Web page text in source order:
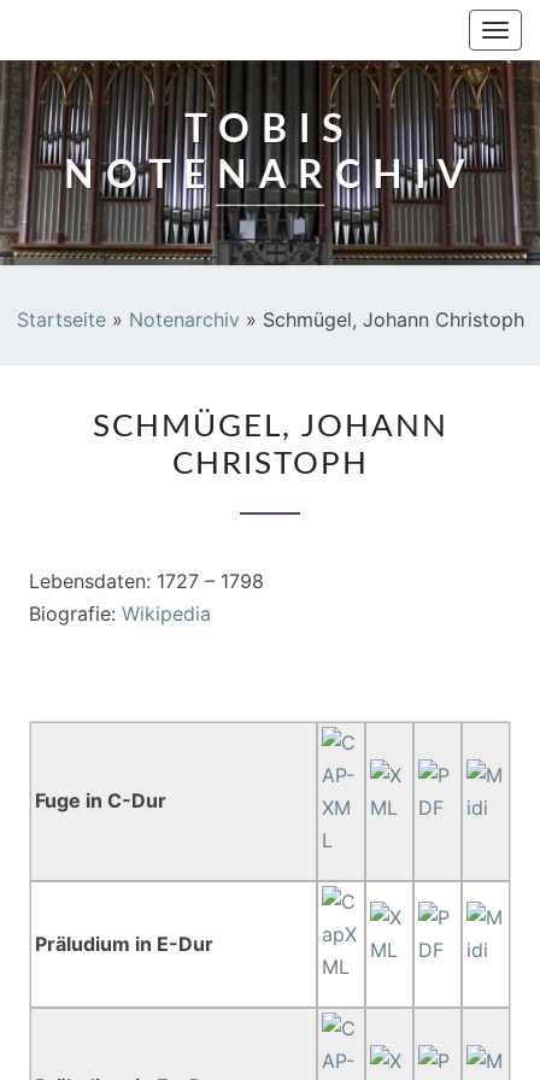
TOBIS
NOTENARCHIV
Startseite» Notenarchiv » Schmügel, Johann Christoph
JOHANN
CHRISTOPH
SCHMÜGEL, JOHANN
CHRISTOPH
Lebensdaten: 1727 – 1798
Biografie: Wikipedia
Fuge in C-Dur
Präludium in E-Dur